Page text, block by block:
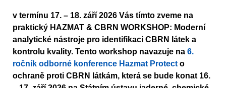
v termínu 17. – 18. září 2026 Vás tímto zveme na
praktický HAZMAT & CBRN WORKSHOP: Moderní
analytické nástroje pro identifikaci CBRN látek a
kontrolu kvality. Tento workshop navazuje na 6.
ročník odborné konference Hazmat Protect o
ochraně proti CBRN látkám, která se bude konat 16.